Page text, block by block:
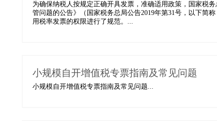
为确保纳税人按规定正确开具发票，准确适用政策，国家税
管问题的公告》（国家税务总局公告2019年第31号，以下简
用税率发票的权限进行了规范。...
小规模自开增值税专票指南及常见问题
小规模自开增值税专票指南及常见问题...